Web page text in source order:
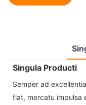
Singula Producti
Semper ad
fiat, mercatu impulsa